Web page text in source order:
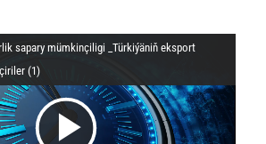
sapary mümkinçiligi _Türkiýäniň eksport
(1)
V